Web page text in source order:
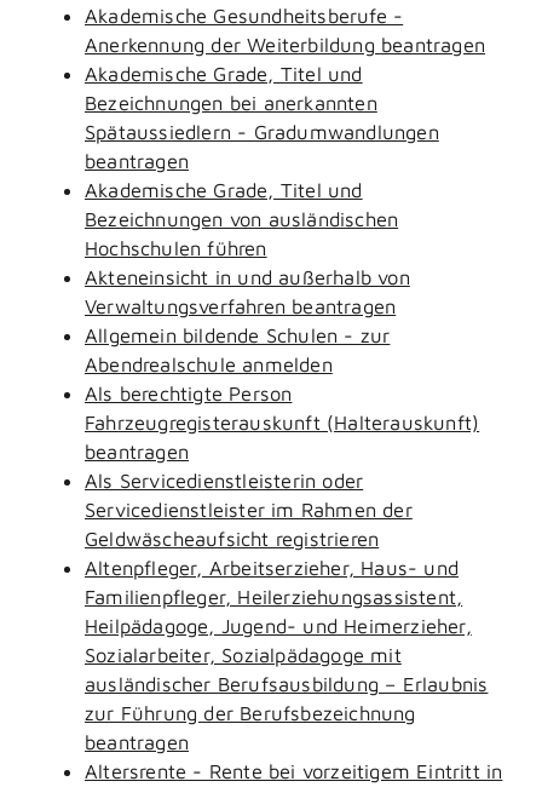
Akademische Gesundheitsberufe -
Anerkennung der Weiterbildung beantragen
Akademische Grade, Titel und
Bezeichnungen bei anerkannten
Spätaussiedlern - Gradumwandlungen
beantragen
Akademische Grade, Titel und
Bezeichnungen von ausländischen
Hochschulen führen
Akteneinsicht in und außerhalb von
Verwaltungsverfahren beantragen
Allgemein bildende Schulen - zur
Abendrealschule anmelden
Als berechtigte Person
Fahrzeugregisterauskunft (Halterauskunft)
beantragen
Als Servicedienstleisterin oder
Servicedienstleister im Rahmen der
Geldwäscheaufsicht registrieren
Altenpfleger, Arbeitserzieher, Haus- und
Familienpfleger, Heilerziehungsassistent,
Heilpädagoge, Jugend- und Heimerzieher,
Sozialarbeiter, Sozialpädagoge mit
ausländischer Berufsausbildung – Erlaubnis
zur Führung der Berufsbezeichnung
beantragen
Altersrente - Rente bei vorzeitigem Eintritt in